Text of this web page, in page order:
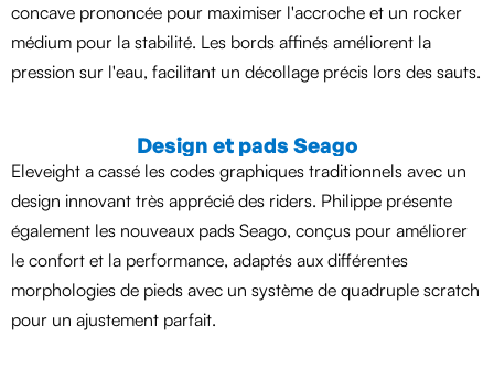
concave prononcée pour maximiser l'accroche et un rocker
médium pour la stabilité. Les bords affinés améliorent la
pression sur l'eau, facilitant un décollage précis lors des sauts.
Design et pads Seago
Eleveight a cassé les codes graphiques traditionnels avec un
design innovant très apprécié des riders. Philippe présente
également les nouveaux pads Seago, conçus pour améliorer
le confort et la performance, adaptés aux différentes
morphologies de pieds avec un système de quadruple scratch
pour un ajustement parfait.